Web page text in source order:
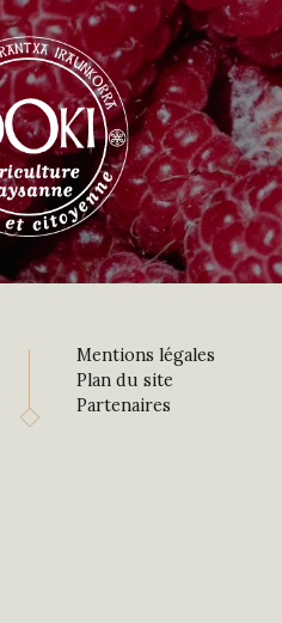
Mentions légales
Plan du site
Partenaires